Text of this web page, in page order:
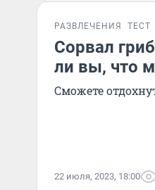
РАЗВЛЕЧЕНИЯ ТЕСТ
Сорвал
ли вы, что
Сможете
22 июля, 2023, 18:00